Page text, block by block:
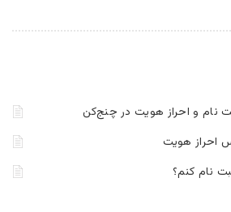
نام و احراز هویت در چنج‌کن
احراز هویت
نام کنم؟